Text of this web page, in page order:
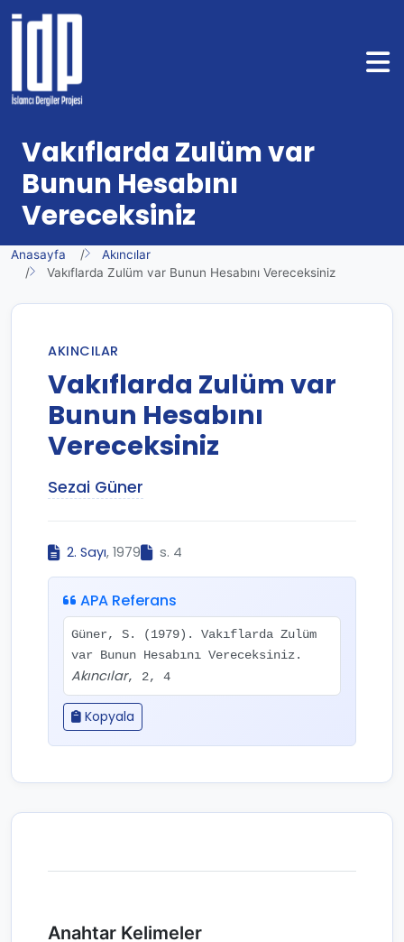
Vakıflarda Zulüm var
Bunun Hesabını
Vereceksiniz
Anasayfa
Akıncılar
Vakıflarda Zulüm var Bunun Hesabını Vereceksiniz
AKINCILAR
Vakıflarda Zulüm var
Bunun Hesabını
Vereceksiniz
Sezai Güner
2. Sayı, 1979 s. 4
APA Referans
Güner, S. (1979). Vakıflarda Zulüm
var Bunun Hesabını Vereceksiniz.
Akıncılar, 2, 4
Kopyala
Anahtar Kelimeler